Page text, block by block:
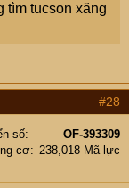
tìm tucson xăng
#28
số
OF-393309
cơ
238,018 Mã lực